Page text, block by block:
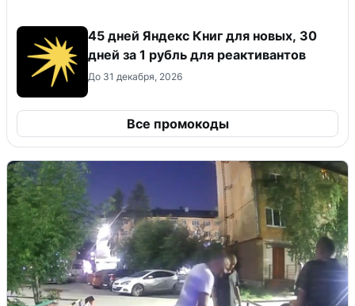
45 дней Яндекс Книг для новых, 30
дней за 1 рубль для реактивантов
До 31 декабря, 2026
Все промокоды